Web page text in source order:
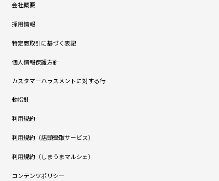
会社概要
採用情報
特定商取引に基づく表記
個人情報保護方針
カスタマーハラスメントに対する行
動指針
利用規約
利用規約（店頭受取サービス）
利用規約（しまうまマルシェ）
コンテンツポリシー